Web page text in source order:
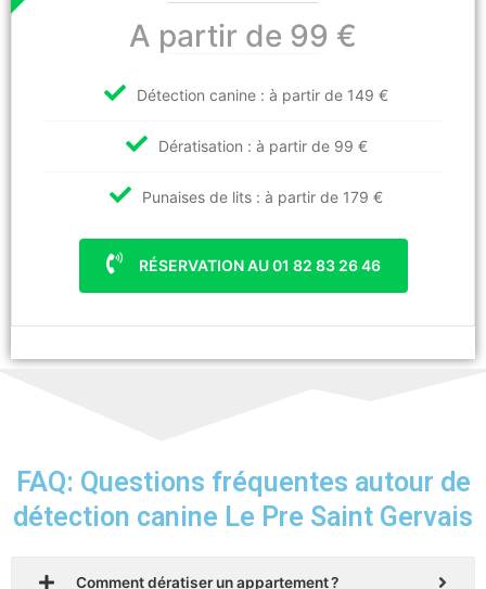
A partir de 99 €
Détection canine : à partir de 149 €
Dératisation : à partir de 99 €
Punaises de lits : à partir de 179 €
RÉSERVATION AU 01 82 83 26 46
FAQ: Questions fréquentes autour de
détection canine Le Pre Saint Gervais
Comment dératiser un appartement ?